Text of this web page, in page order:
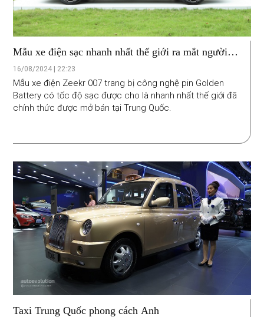
Mẫu xe điện sạc nhanh nhất thế giới ra mắt người
dùng
16/08/2024 | 22:23
Mẫu xe điện Zeekr 007 trang bị công nghệ pin Golden
Battery có tốc độ sạc được cho là nhanh nhất thế giới đã
chính thức được mở bán tại Trung Quốc.
Taxi Trung Quốc phong cách Anh